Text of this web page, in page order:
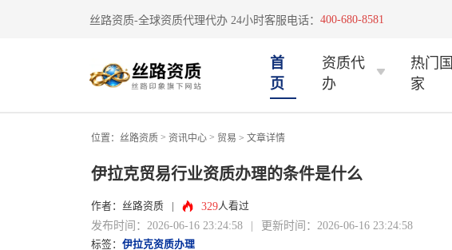
丝路资质-全球资质代理代办 24小时客服电话： 400-680-8581
首
页
资质代
办
热门国
家
位置： 丝路资质 > 资讯中心 > 贸易 > 文章详情
伊拉克贸易行业资质办理的条件是什么
作者：丝路资质 329人看过
发布时间：2026-06-16 23:24:58 | 更新时间：2026-06-16 23:24:58
标签： 伊拉克资质办理